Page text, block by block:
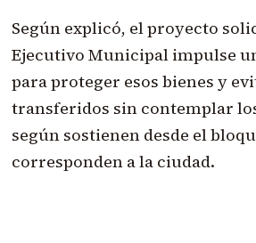
Según explicó, el proyecto
Ejecutivo Municipal impulse
para proteger esos bienes y
transferidos sin contemplar
según sostienen desde el
corresponden a la ciudad.